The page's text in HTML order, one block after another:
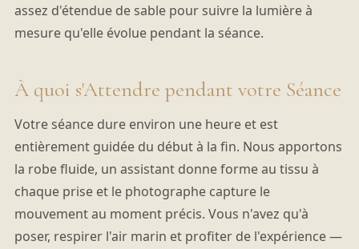
assez d'étendue de sable pour suivre la lumière à
mesure qu'elle évolue pendant la séance.
À quoi s'Attendre pendant votre Séance
Votre séance dure environ une heure et est
entièrement guidée du début à la fin. Nous apportons
la robe fluide, un assistant donne forme au tissu à
chaque prise et le photographe capture le
mouvement au moment précis. Vous n'avez qu'à
poser, respirer l'air marin et profiter de l'expérience —